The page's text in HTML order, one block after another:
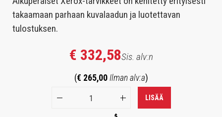
takaamaan parhaan kuvalaadun ja luotettavan
tulostuksen.
€ 332,58Sis. alv:n
(€ 265,00 Ilman alv:a)
LISÄÄ